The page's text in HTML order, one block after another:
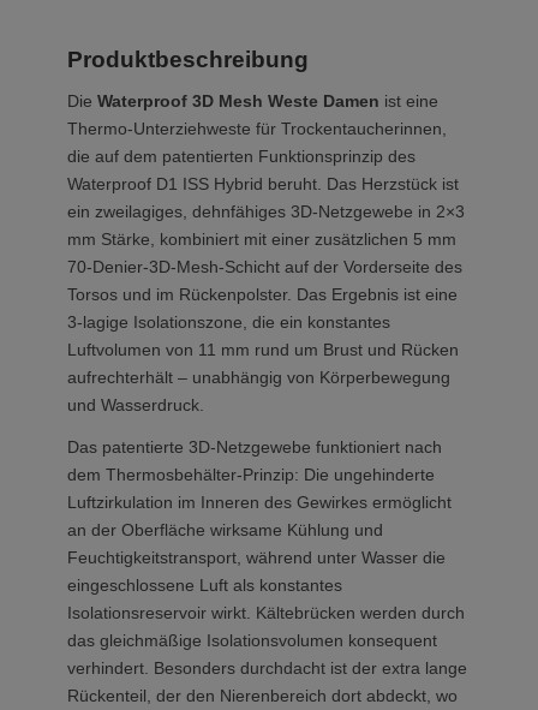
Produktbeschreibung
Die Waterproof 3D Mesh Weste Damen ist eine
Thermo-Unterziehweste für Trockentaucherinnen,
die auf dem patentierten Funktionsprinzip des
Waterproof D1 ISS Hybrid beruht. Das Herzstück ist
ein zweilagiges, dehnfähiges 3D-Netzgewebe in 2×3
mm Stärke, kombiniert mit einer zusätzlichen 5 mm
70-Denier-3D-Mesh-Schicht auf der Vorderseite des
Torsos und im Rückenpolster. Das Ergebnis ist eine
3-lagige Isolationszone, die ein konstantes
Luftvolumen von 11 mm rund um Brust und Rücken
aufrechterhält – unabhängig von Körperbewegung
und Wasserdruck.
Das patentierte 3D-Netzgewebe funktioniert nach
dem Thermosbehälter-Prinzip: Die ungehinderte
Luftzirkulation im Inneren des Gewirkes ermöglicht
an der Oberfläche wirksame Kühlung und
Feuchtigkeitstransport, während unter Wasser die
eingeschlossene Luft als konstantes
Isolationsreservoir wirkt. Kältebrücken werden durch
das gleichmäßige Isolationsvolumen konsequent
verhindert. Besonders durchdacht ist der extra lange
Rückenteil, der den Nierenbereich dort abdeckt, wo